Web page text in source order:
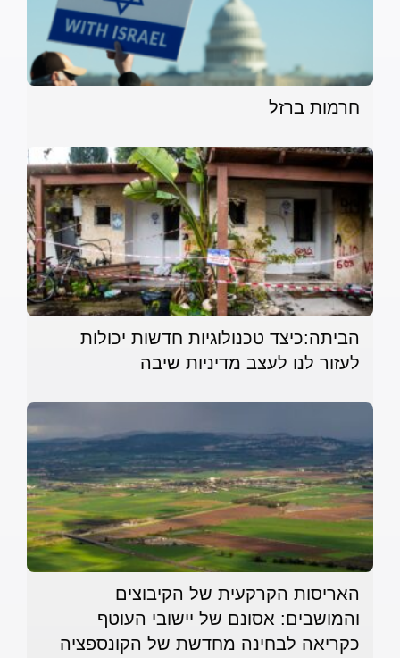
חרמות ברזל
הביתה:כיצד טכנולוגיות חדשות יכולות
לעזור לנו לעצב מדיניות שיבה
האריסות הקרקעית של הקיבוצים
והמושבים: אסונם של יישובי העוטף
כקריאה לבחינה מחדשת של הקונספציה